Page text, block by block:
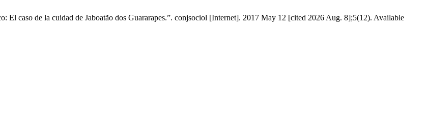
El caso de la cuidad de Jaboatão dos Guararapes.”. conjsociol [Internet]. 2017 May 12 [cited 2026 Aug. 8];5(12). Available